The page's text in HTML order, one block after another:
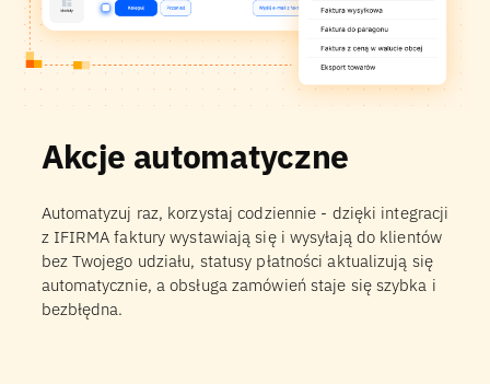
Akcje automatyczne
Automatyzuj raz, korzystaj codziennie - dzięki integracji
z IFIRMA faktury wystawiają się i wysyłają do klientów
bez Twojego udziału, statusy płatności aktualizują się
automatycznie, a obsługa zamówień staje się szybka i
bezbłędna.